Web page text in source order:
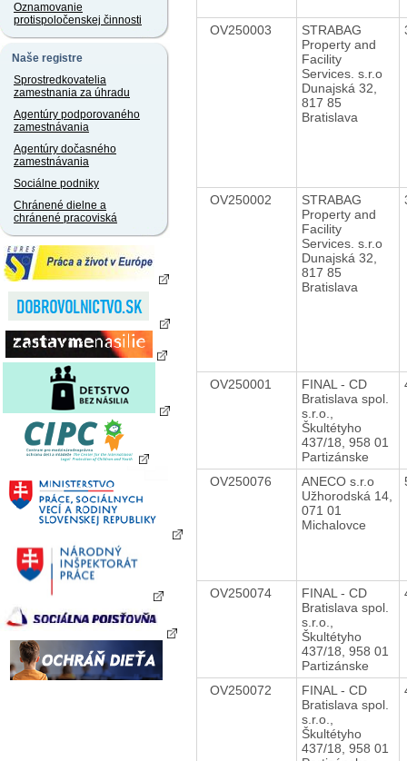
Oznamovanie
protispoločenskej činnosti
Naše registre
Sprostredkovatelia
zamestnania za úhradu
Agentúry podporovaného
zamestnávania
Agentúry dočasného
zamestnávania
Sociálne podniky
Chránené dielne a
chránené pracoviská
OV250003
STRABAG
Property and
Facility
Services. s.r.o
Dunajská 32,
817 85
Bratislava
OV250002
STRABAG
Property and
Facility
Services. s.r.o
Dunajská 32,
817 85
Bratislava
OV250001
FINAL - CD
Bratislava spol.
s.r.o.,
Škultétyho
437/18, 958 01
Partizánske
OV250076
ANECO s.r.o
Užhorodská 14,
071 01
Michalovce
OV250074
FINAL - CD
Bratislava spol.
s.r.o.,
Škultétyho
437/18, 958 01
Partizánske
OV250072
FINAL - CD
Bratislava spol.
s.r.o.,
Škultétyho
437/18, 958 01